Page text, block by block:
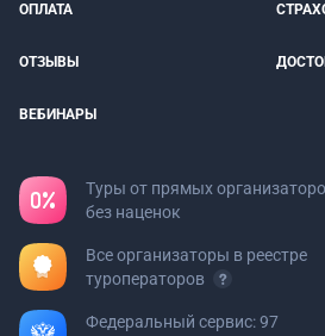
ОПЛАТА
ОТЗЫВЫ
ВЕБИНАРЫ
Туры от прямых
без наценок
Все организаторы в реестре
туроператоров
Федеральный сервис: 97